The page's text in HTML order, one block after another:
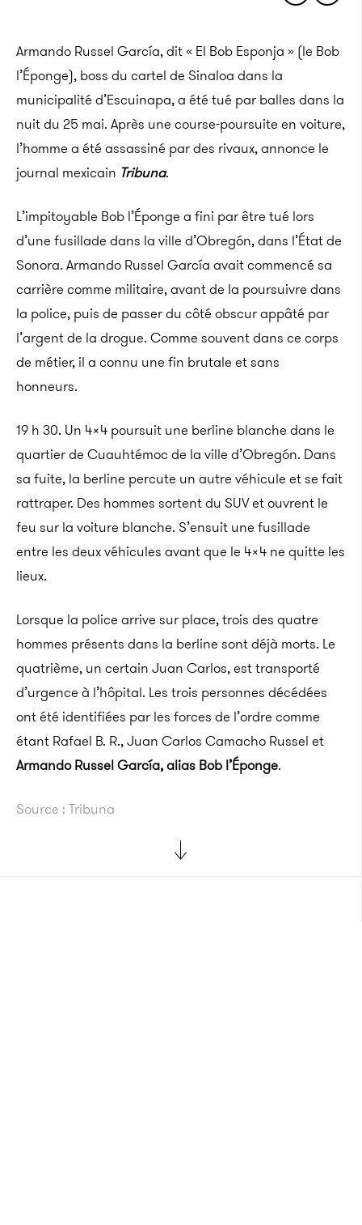
Armando Russel García, dit « El Bob Esponja » (le Bob
l’Éponge), boss du cartel de Sinaloa dans la
municipalité d’Escuinapa, a été tué par balles dans la
nuit du 25 mai. Après une course-poursuite en voiture,
l’homme a été assassiné par des rivaux, annonce le
journal mexicain Tribuna.
L’impitoyable Bob l’Éponge a fini par être tué lors
d’une fusillade dans la ville d’Obregón, dans l’État de
Sonora. Armando Russel García avait commencé sa
carrière comme militaire, avant de la poursuivre dans
la police, puis de passer du côté obscur appâté par
l’argent de la drogue. Comme souvent dans ce corps
de métier, il a connu une fin brutale et sans
honneurs.
19 h 30. Un 4×4 poursuit une berline blanche dans le
quartier de Cuauhtémoc de la ville d’Obregón. Dans
sa fuite, la berline percute un autre véhicule et se fait
rattraper. Des hommes sortent du SUV et ouvrent le
feu sur la voiture blanche. S’ensuit une fusillade
entre les deux véhicules avant que le 4×4 ne quitte les
lieux.
Lorsque la police arrive sur place, trois des quatre
hommes présents dans la berline sont déjà morts. Le
quatrième, un certain Juan Carlos, est transporté
d’urgence à l’hôpital. Les trois personnes décédées
ont été identifiées par les forces de l’ordre comme
étant Rafael B. R., Juan Carlos Camacho Russel et
Armando Russel García, alias Bob l’Éponge.
Source : Tribuna